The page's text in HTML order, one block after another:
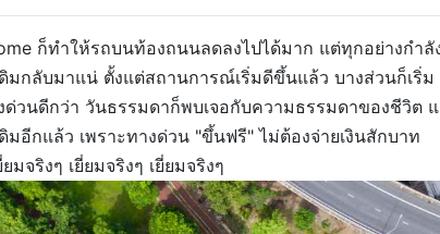
ก็ทำให้รถบนท้องถนนลดลงไปได้มาก แต่ทุกอย่างกำลั
มกลับมาแน่ ตั้งแต่สถานการณ์เริ่มดีขึ้นแล้ว บางส่วนก็เริ่ม
วนดีกว่า วันธรรมดาก็พบเจอกับความธรรมดาของชีวิต
มอีกแล้ว เพราะทางด่วน "ขึ้นฟรี" ไม่ต้องจ่ายเงินสักบาท
จริงๆ เยี่ยมจริงๆ เยี่ยมจริงๆ